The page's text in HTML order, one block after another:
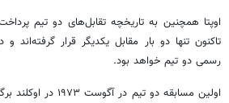
اوپتا همچنین به تاریخچه تقابل‌های دو تیم
تاکنون تنها دو بار مقابل یکدیگر قرار
رسمی دو تیم خواهد بود.
اولین مسابقه دو تیم